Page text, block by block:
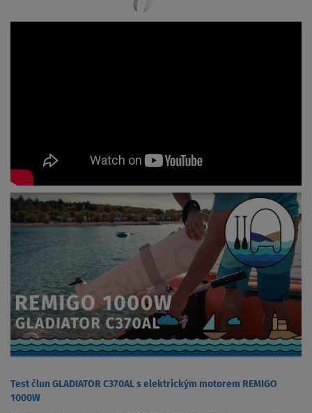
Test člun GLADIATOR C370AL s elektrickým motorem REMIGO
1000W